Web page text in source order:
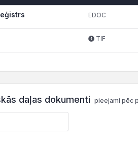
EDOC
TIF
daļas dokumenti pieejami pēc